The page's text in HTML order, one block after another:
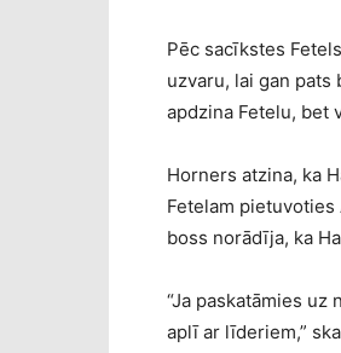
Pēc sacīkstes
uzvaru, lai gan
apdzina Fetelu, bet
Horners atzina, ka
Fetelam pietuvoties
boss norādīja, ka
“Ja paskatāmies
aplī ar līderiem,”